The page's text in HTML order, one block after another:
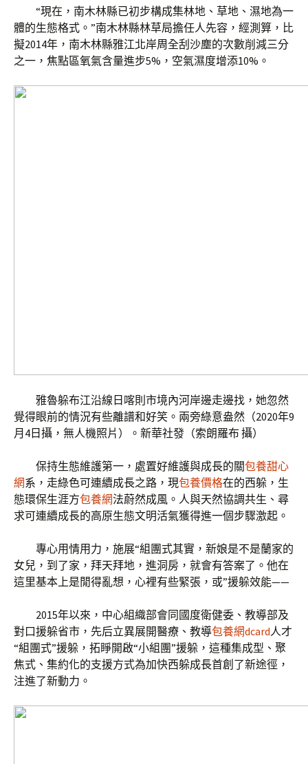
“現在，南木林縣已初步構成集林地、草地、濕地為一
體的生態格式。”南木林縣林草局擔任人先容，經測算，比
擬2014年，南木林縣雅江北岸周全刮沙塵的次數削減三分
之一，焦點區氧氣含量進步5%，空氣濕度增添10%。
雅魯躲布江沿線日喀則市境內河岸邊走邊找，她忽然
覺得眼前的情況有些離譜和好笑。兩旁綠意盎然（2020年9
月4日攝，無人機照片）。新華社發（索朗羅布 攝）
保持生態維護第一，處置好維護與成長的關包養甜心
網系，走綠色可連續成長之路，現包養價格在的西躲，生
態環保生涯方包養網法蔚然成風。人與天然協調共生、尋
求可連續成長的高原生態文明活氣獲得進一個步驟激起。
專心用情用力，施展“組團式其實，新娘是不是蘭家的
女兒，到了家，拜天拜地，進洞房，就會有答案了。他在
這里基本上是閒得亂想，心裡有些緊張，或”援躲效能——
2015年以來，中心組織部會同國度衛健委、教導部及
對口援躲省市，先后立異展開醫療、教導包養網dcard人才
“組團式”援躲，拓睜開啟“小組團”援躲，這種集成型、聚
焦式、集約化的支援方式為加快西躲成長首創了新途徑，
注進了新動力。